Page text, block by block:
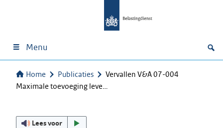
Menu
Home Publicaties
Vervallen V&A 07-004
Maximale toevoeging leve…
Lees voor